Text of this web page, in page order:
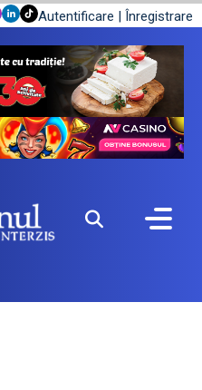
Autentificare | Înregistrare